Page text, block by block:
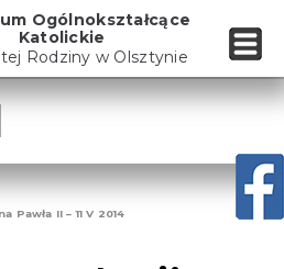
Ogólnokształcące
Katolickie
Rodziny w Olsztynie
II – 11 V 2014